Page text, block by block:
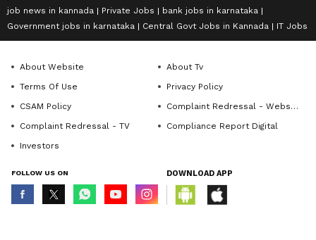
job news in kannada Private Jobs
bank jobs in karnataka
Government jobs in karnataka
Central Govt Jobs in Kannada IT Jobs
About Website
About Tv
Terms Of Use
Privacy Policy
CSAM Policy
Complaint Redressal - Website
Complaint Redressal - TV
Compliance Report Digital
Investors
FOLLOW US ON DOWNLOAD APP